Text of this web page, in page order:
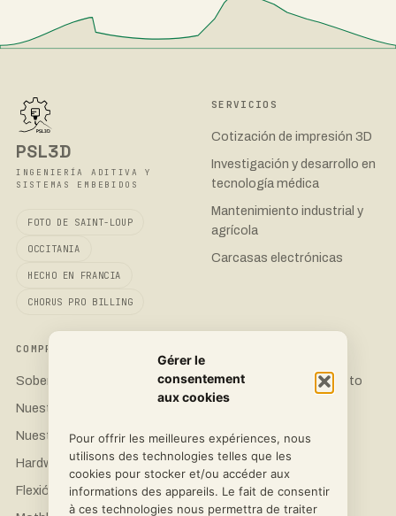
Gérer le
consentement
aux cookies
Pour offrir les meilleures expériences, nous
utilisons des technologies telles que les
cookies pour stocker et/ou accéder aux
informations des appareils. Le fait de consentir
à ces technologies nous permettra de traiter
PSL3D
INGENIERÍA ADITIVA Y
SISTEMAS EMBEBIDOS
FOTO DE SAINT-LOUP
OCCITANIA
HECHO EN FRANCIA
CHORUS PRO BILLING
SERVICIOS
Cotización de impresión 3D
Investigación y desarrollo en
tecnología médica
Mantenimiento industrial y
agrícola
Carcasas electrónicas
COMPROMISO
Soberanía 3D
Nuestras impresoras
Nuestros materiales
Hardware de ciencia abierta
Flexión abierta
Solicita un presupuesto
Instagram
Facebook